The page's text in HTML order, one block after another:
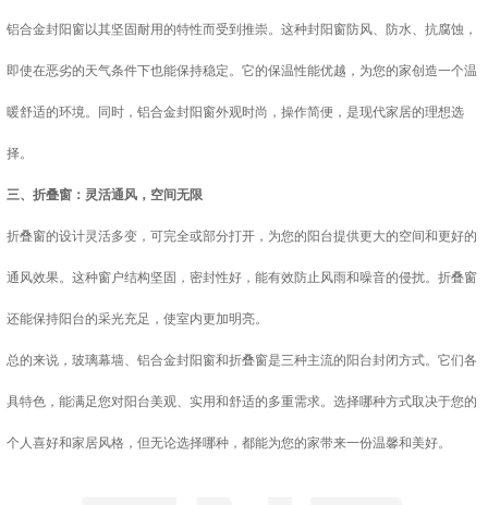
铝合金封阳窗以其坚固耐用的特性而受到推崇。这种封阳窗防风、防水、抗腐蚀，
即使在恶劣的天气条件下也能保持稳定。它的保温性能优越，为您的家创造一个温
暖舒适的环境。同时，铝合金封阳窗外观时尚，操作简便，是现代家居的理想选
择。
三、折叠窗：灵活通风，空间无限
折叠窗的设计灵活多变，可完全或部分打开，为您的阳台提供更大的空间和更好的
通风效果。这种窗户结构坚固，密封性好，能有效防止风雨和噪音的侵扰。折叠窗
还能保持阳台的采光充足，使室内更加明亮。
总的来说，玻璃幕墙、铝合金封阳窗和折叠窗是三种主流的阳台封闭方式。它们各
具特色，能满足您对阳台美观、实用和舒适的多重需求。选择哪种方式取决于您的
个人喜好和家居风格，但无论选择哪种，都能为您的家带来一份温馨和美好。